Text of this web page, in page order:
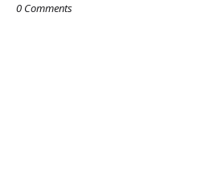
0 Comments